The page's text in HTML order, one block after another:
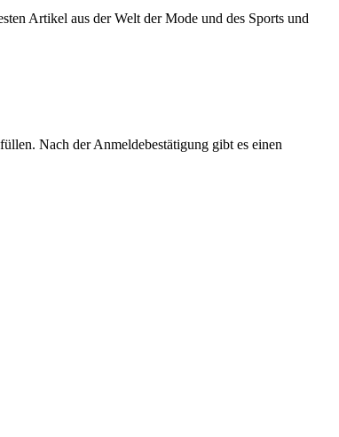
Artikel aus der Welt der Mode und des Sports und
Nach der Anmeldebestätigung gibt es einen